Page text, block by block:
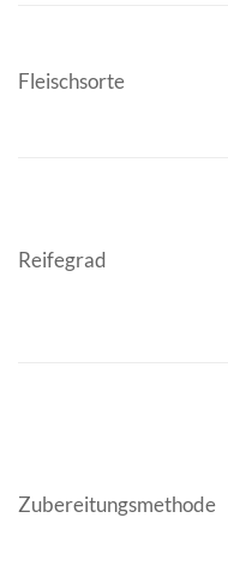
Fleischsorte
Reifegrad
Zubereitungsmethode